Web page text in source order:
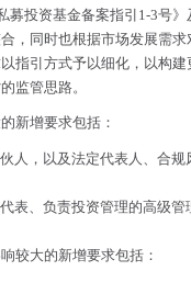
投资基金备案指引1-3号
，同时也根据市场发展需
指引方式予以细化，以构
监管思路。
新增要求包括：
人，以及法定代表人、合
表、负责投资管理的高级管
较大的新增要求包括：